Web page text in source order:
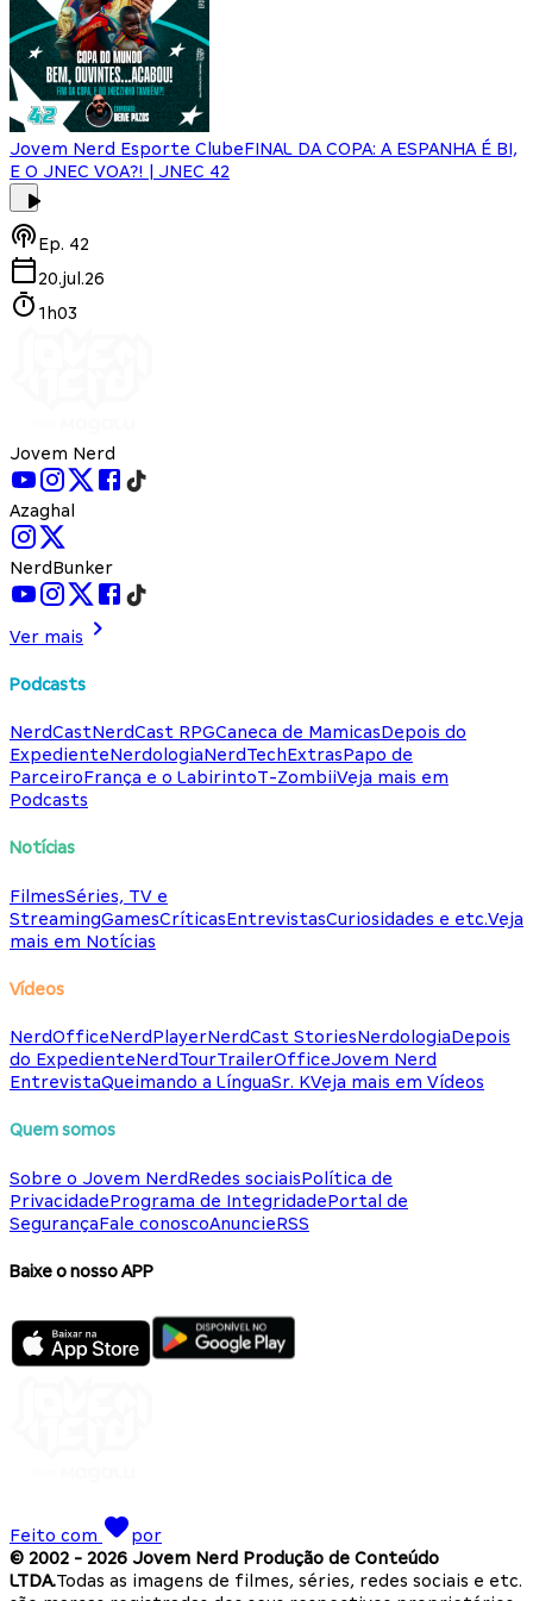
Jovem Nerd Esporte ClubeFINAL DA COPA: A ESPANHA É BI,
E O JNEC VOA?! | JNEC 42
Ep. 42
20.jul.26
1h03
Jovem Nerd
Azaghal
NerdBunker
Ver mais
Podcasts
NerdCastNerdCast RPGCaneca de MamicasDepois do
ExpedienteNerdologiaNerdTechExtrasPapo de
ParceiroFrança e o LabirintoT-ZombiiVeja mais em
Podcasts
Notícias
FilmesSéries, TV e
StreamingGamesCríticasEntrevistasCuriosidades e etc.Veja
mais em Notícias
Vídeos
NerdOfficeNerdPlayerNerdCast StoriesNerdologiaDepois
do ExpedienteNerdTourTrailerOfficeJovem Nerd
EntrevistaQueimando a LínguaSr. KVeja mais em Vídeos
Quem somos
Sobre o Jovem NerdRedes sociaisPolítica de
PrivacidadePrograma de IntegridadePortal de
SegurançaFale conoscoAnuncieRSS
Baixe o nosso APP
Feito com
por
© 2002 - 2026 Jovem Nerd Produção de Conteúdo
LTDA.Todas as imagens de filmes, séries, redes sociais e etc.